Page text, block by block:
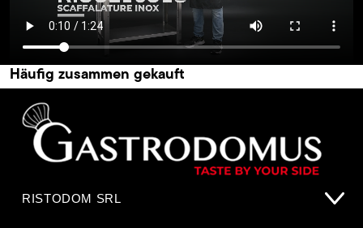
Häufig zusammen gekauft
RISTODOM SRL